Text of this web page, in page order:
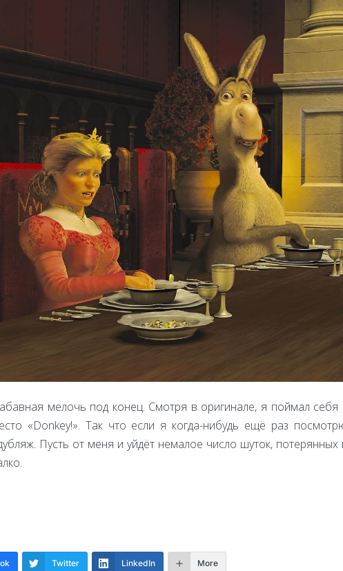
мелочь под конец. Смотря в оригинале, я поймал
«Donkey!». Так что если я когда-нибудь ещё раз
Пусть от меня и уйдёт немалое число шуток,
Twitter LinkedIn More